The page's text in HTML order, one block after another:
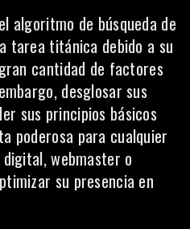
algoritmo de búsqueda de
tarea titánica debido a su
cantidad de factores
desglosar sus
sus principios básicos
poderosa para cualquier
webmaster o
su presencia en